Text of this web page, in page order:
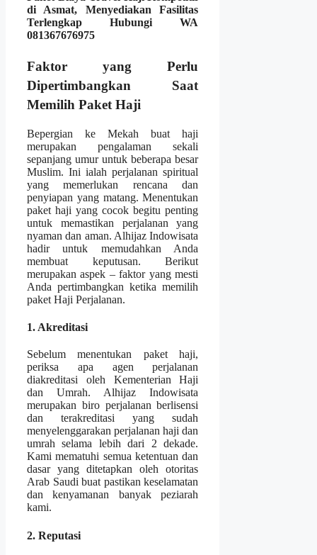
di Asmat, Menyediakan Fasilitas
Terlengkap Hubungi WA
081367676975
Faktor yang Perlu
Dipertimbangkan Saat
Memilih Paket Haji
Bepergian ke Mekah buat haji
merupakan pengalaman sekali
sepanjang umur untuk beberapa besar
Muslim. Ini ialah perjalanan spiritual
yang memerlukan rencana dan
penyiapan yang matang. Menentukan
paket haji yang cocok begitu penting
untuk memastikan perjalanan yang
nyaman dan aman. Alhijaz Indowisata
hadir untuk memudahkan Anda
membuat keputusan. Berikut
merupakan aspek – faktor yang mesti
Anda pertimbangkan ketika memilih
paket Haji Perjalanan.
1. Akreditasi
Sebelum menentukan paket haji,
periksa apa agen perjalanan
diakreditasi oleh Kementerian Haji
dan Umrah. Alhijaz Indowisata
merupakan biro perjalanan berlisensi
dan terakreditasi yang sudah
menyelenggarakan perjalanan haji dan
umrah selama lebih dari 2 dekade.
Kami mematuhi semua ketentuan dan
dasar yang ditetapkan oleh otoritas
Arab Saudi buat pastikan keselamatan
dan kenyamanan banyak peziarah
kami.
2. Reputasi